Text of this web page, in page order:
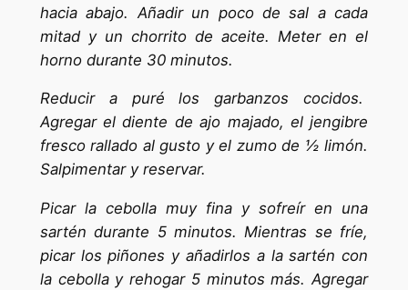
hacia abajo. Añadir un poco de sal a cada
mitad y un chorrito de aceite. Meter en el
horno durante 30 minutos.
Reducir a puré los garbanzos cocidos.
Agregar el diente de ajo majado, el jengibre
fresco rallado al gusto y el zumo de ½ limón.
Salpimentar y reservar.
Picar la cebolla muy fina y sofreír en una
sartén durante 5 minutos. Mientras se fríe,
picar los piñones y añadirlos a la sartén con
la cebolla y rehogar 5 minutos más. Agregar